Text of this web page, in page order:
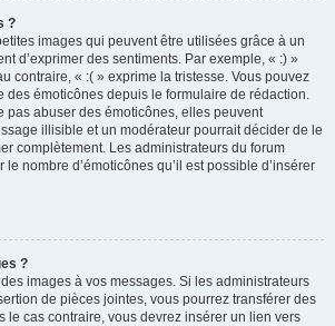
?
images qui peuvent être utilisées grâce à un
d’exprimer des sentiments. Par exemple, « :) »
contraire, « :( » exprime la tristesse. Vous pouvez
des émoticônes depuis le formulaire de rédaction.
pas abuser des émoticônes, elles peuvent
illisible et un modérateur pourrait décider de le
complètement. Les administrateurs du forum
nombre d’émoticônes qu’il est possible d’insérer
?
images à vos messages. Si les administrateurs
de pièces jointes, vous pourrez transférer des
le cas contraire, vous devrez insérer un lien vers